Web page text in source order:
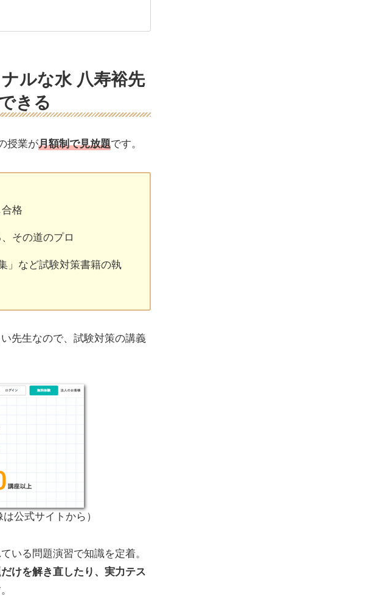
ルな水 八寿裕先
きる
授業が月額制で見放題です。
格
その道のプロ
」など試験対策書籍の執
先生なので、試験対策の講義
公式サイトから）
いる問題演習で知識を定着。
けを解き直したり、実力テス